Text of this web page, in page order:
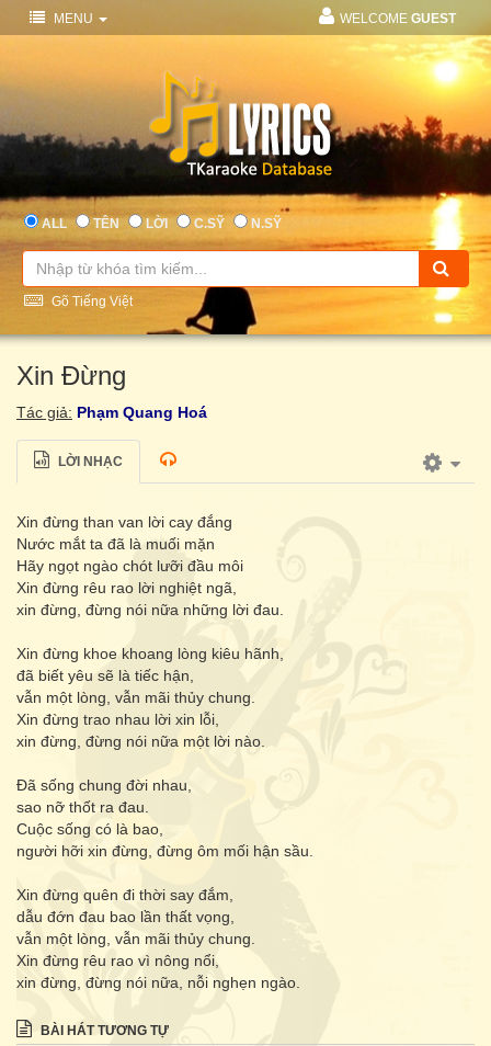
MENU WELCOME GUEST
ALL TÊN LỜI C.SỸ N.SỸ
Gõ Tiếng Việt
Xin Đừng
Tác giả: Phạm Quang Hoá
LỜI NHẠC
Xin đừng than van lời cay đắng
Nước mắt ta đã là muối mặn
Hãy ngọt ngào chót lưỡi đầu môi
Xin đừng rêu rao lời nghiệt ngã,
xin đừng, đừng nói nữa những lời đau.
Xin đừng khoe khoang lòng kiêu hãnh,
đã biết yêu sẽ là tiếc hận,
vẫn một lòng, vẫn mãi thủy chung.
Xin đừng trao nhau lời xin lỗi,
xin đừng, đừng nói nữa một lời nào.
Đã sống chung đời nhau,
sao nỡ thốt ra đau.
Cuộc sống có là bao,
người hỡi xin đừng, đừng ôm mối hận sầu.
Xin đừng quên đi thời say đắm,
dẫu đớn đau bao lần thất vọng,
vẫn một lòng, vẫn mãi thủy chung.
Xin đừng rêu rao vì nông nổi,
xin đừng, đừng nói nữa, nỗi nghẹn ngào.
BÀI HÁT TƯƠNG TỰ